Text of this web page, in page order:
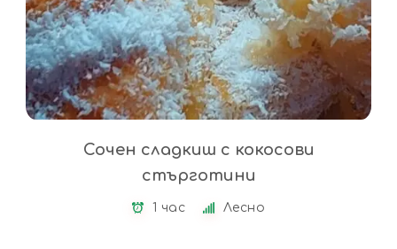
Сочен сладкиш с кокосови
стърготини
1 час Лесно